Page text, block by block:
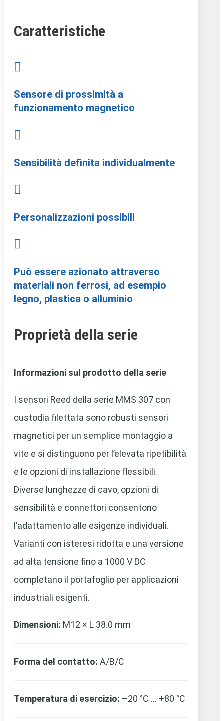
Caratteristiche

Sensore di prossimità a
funzionamento magnetico

Sensibilità definita individualmente

Personalizzazioni possibili

Può essere azionato attraverso
materiali non ferrosi, ad esempio
legno, plastica o alluminio
Proprietà della serie
Informazioni sul prodotto della serie
I sensori Reed della serie MMS 307 con
custodia filettata sono robusti sensori
magnetici per un semplice montaggio a
vite e si distinguono per l’elevata ripetibilità
e le opzioni di installazione flessibili.
Diverse lunghezze di cavo, opzioni di
sensibilità e connettori consentono
l’adattamento alle esigenze individuali.
Varianti con isteresi ridotta e una versione
ad alta tensione fino a 1000 V DC
completano il portafoglio per applicazioni
industriali esigenti.
Dimensioni: M12 × L 38.0 mm
Forma del contatto: A/B/C
Temperatura di esercizio: –20 °C … +80 °C